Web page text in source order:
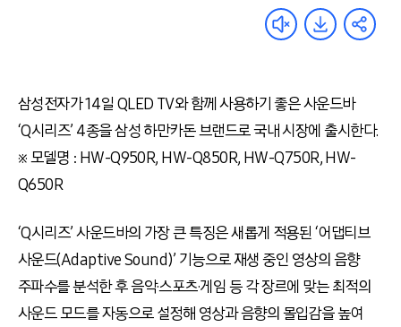
삼성전자가 14일 QLED TV와 함께 사용하기 좋은 사운드바
‘Q시리즈’ 4종을 삼성 하만카돈 브랜드로 국내 시장에 출시한다.
※ 모델명 : HW-Q950R, HW-Q850R, HW-Q750R, HW-
Q650R
‘Q시리즈’ 사운드바의 가장 큰 특징은 새롭게 적용된 ‘어댑티브
사운드(Adaptive Sound)’ 기능으로 재생 중인 영상의 음향
주파수를 분석한 후 음악·스포츠·게임 등 각 장르에 맞는 최적의
사운드 모드를 자동으로 설정해 영상과 음향의 몰입감을 높여